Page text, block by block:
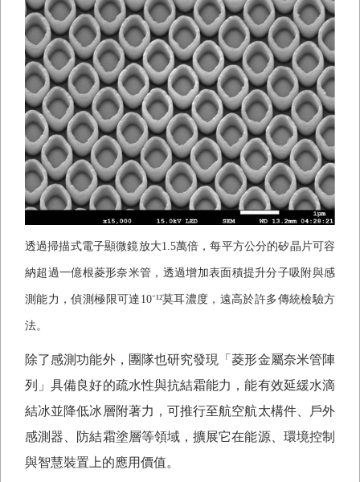
透過掃描式電子顯微鏡放大1.5萬倍，每平方公分的矽晶片可容
納超過一億根菱形奈米管，透過增加表面積提升分子吸附與感
測能力，偵測極限可達 10⁻¹²莫耳濃度，遠高於許多傳統檢驗方
法。
除了感測功能外，團隊也研究發現「菱形金屬奈米管陣
列」具備良好的疏水性與抗結霜能力，能有效延緩水滴
結冰並降低冰層附著力，可推行至航空航太構件、戶外
感測器、防結霜塗層等領域，擴展它在能源、環境控制
與智慧裝置上的應用價值。